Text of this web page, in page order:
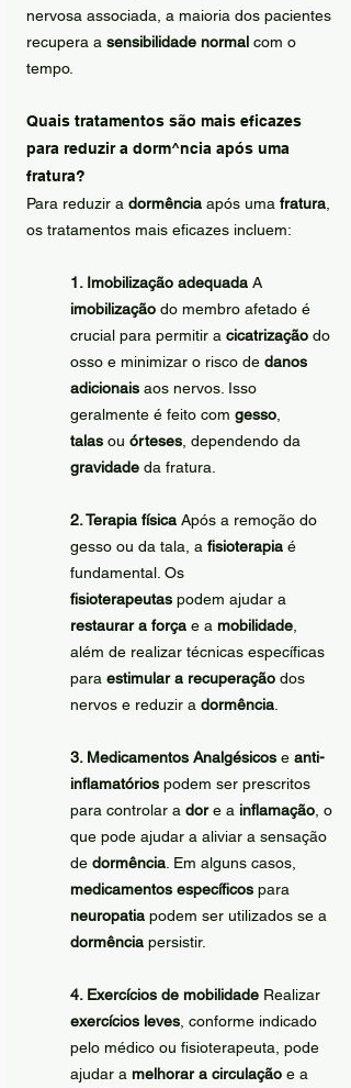
nervosa associada, a maioria dos pacientes
recupera a sensibilidade normal com o
tempo.
Quais tratamentos são mais eficazes
para reduzir a dorm^ncia após uma
fratura?
Para reduzir a dormência após uma fratura,
os tratamentos mais eficazes incluem:
1. Imobilização adequada A
imobilização do membro afetado é
crucial para permitir a cicatrização do
osso e minimizar o risco de danos
adicionais aos nervos. Isso
geralmente é feito com gesso,
talas ou órteses, dependendo da
gravidade da fratura.
2. Terapia física Após a remoção do
gesso ou da tala, a fisioterapia é
fundamental. Os
fisioterapeutas podem ajudar a
restaurar a força e a mobilidade,
além de realizar técnicas específicas
para estimular a recuperação dos
nervos e reduzir a dormência.
3. Medicamentos Analgésicos e anti-
inflamatórios podem ser prescritos
para controlar a dor e a inflamação, o
que pode ajudar a aliviar a sensação
de dormência. Em alguns casos,
medicamentos específicos para
neuropatia podem ser utilizados se a
dormência persistir.
4. Exercícios de mobilidade Realizar
exercícios leves, conforme indicado
pelo médico ou fisioterapeuta, pode
ajudar a melhorar a circulação e a